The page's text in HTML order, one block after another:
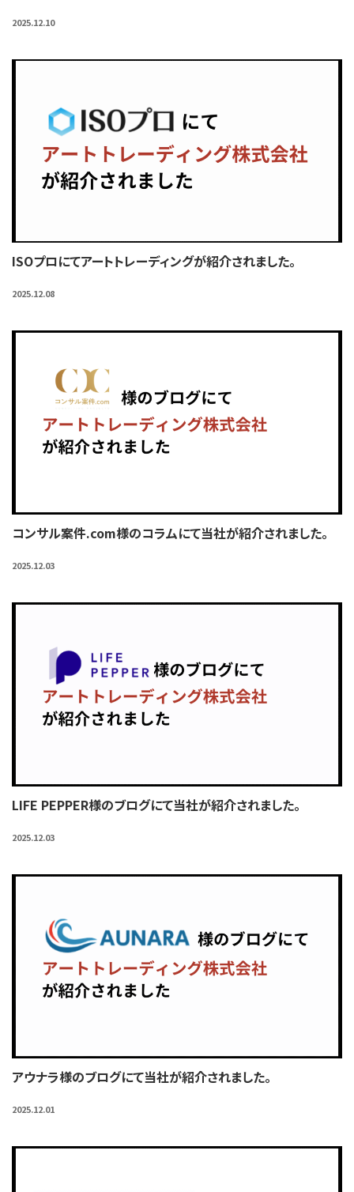
2025.12.10
ISOプロにてアートトレーディングが紹介されました。
2025.12.08
コンサル案件.com様のコラムにて当社が紹介されました。
2025.12.03
LIFE PEPPER様のブログにて当社が紹介されました。
2025.12.03
アウナラ様のブログにて当社が紹介されました。
2025.12.01